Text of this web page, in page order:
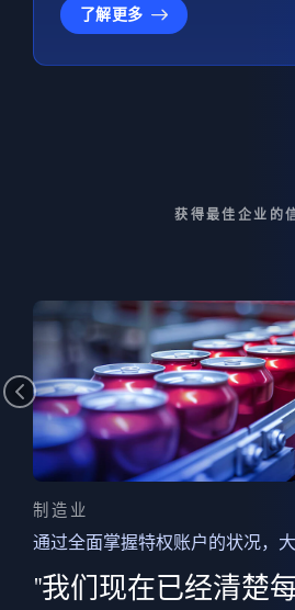
了解更多
获得最佳企业的
制造业
通过全面掌握特权账户的状况，大
"我们现在已经清楚